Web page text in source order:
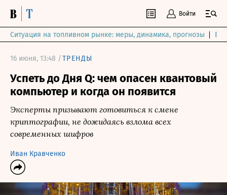
Войти
Ситуация на топливном рынке: меры, динамика, прогнозы
16 июня, 13:48 /ТРЕНДЫ
Успеть до Дня Q: чем опасен квантовый
компьютер и когда он появится
Эксперты призывают готовиться к смене
криптографии, не дожидаясь взлома всех
современных шифров
Иван Кравченко